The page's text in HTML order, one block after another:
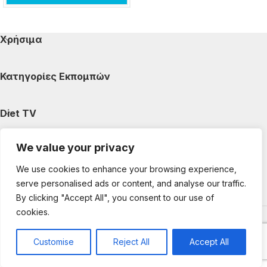
We value your privacy
We use cookies to enhance your browsing experience,
serve personalised ads or content, and analyse our traffic.
By clicking "Accept All", you consent to our use of
cookies.
Customise Reject All Accept All
Χρήσιμα
Κατηγορίες Εκπομπών
Diet TV
Κατηγορίες Άρθρων
Ακολουθήστε μας
Copyright © 2025 DietTV. All Rights Reserved.
development by web-idea.gr